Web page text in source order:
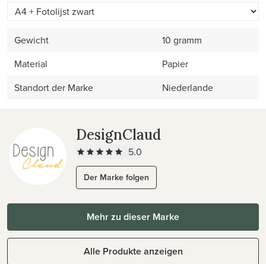
Gewicht
10 gramm
Material
Papier
Standort der Marke
Niederlande
DesignClaud
5.0
Der Marke folgen
Mehr zu dieser Marke
Alle Produkte anzeigen